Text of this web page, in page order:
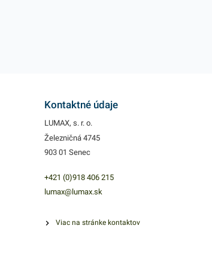
Kontaktné údaje
LUMAX, s. r. o.
Železničná 4745
903 01 Senec
+421 (0)918 406 215
lumax@lumax.sk
Viac na stránke kontaktov